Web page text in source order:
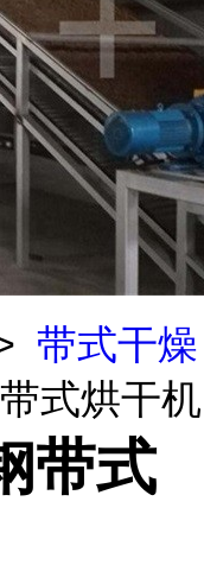
带式干燥
式烘干机
带式